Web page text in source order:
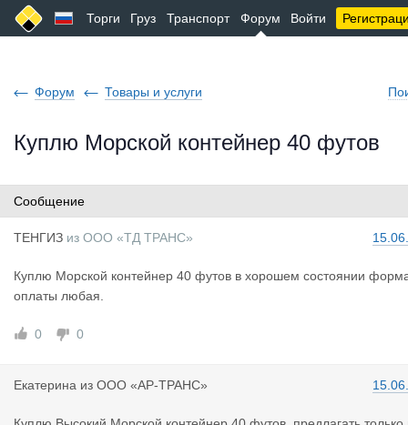
Торги Груз Транспорт Форум Войти
Форум Товары и услуги
Куплю Морской контейнер 40 футов
Сообщение
ТЕНГИЗ из ООО «ТД ТРАНС»
Куплю Морской контейнер 40 футов в хорошем состоянии
оплаты любая.
0 0
Екатерина из ООО «АР-ТРАНС»